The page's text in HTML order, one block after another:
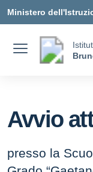
Ministero
Avvio
presso la